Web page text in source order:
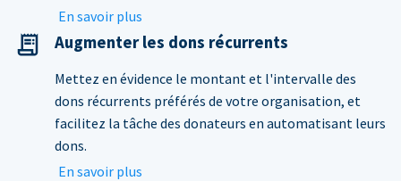
En savoir plus
Augmenter les dons récurrents
Mettez en évidence le montant et l'intervalle des
dons récurrents préférés de votre organisation, et
facilitez la tâche des donateurs en automatisant leurs
dons.
En savoir plus